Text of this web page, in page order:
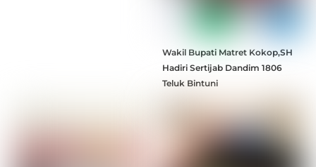
Wakil Bupati Matret Kokop,SH
Hadiri Sertijab Dandim 1806
Teluk Bintuni